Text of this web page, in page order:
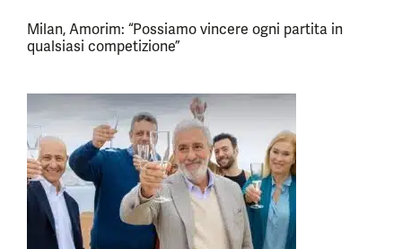
Milan, Amorim: “Possiamo vincere ogni partita in
qualsiasi competizione”